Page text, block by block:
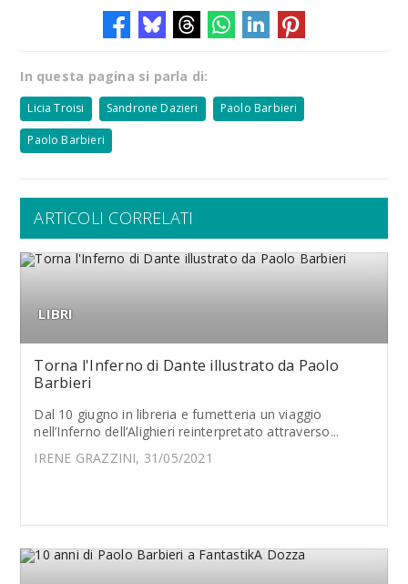
In questa pagina si parla di:
Licia Troisi Sandrone Dazieri Paolo Barbieri
Paolo Barbieri
ARTICOLI CORRELATI
LIBRI
Torna l'Inferno di Dante illustrato da Paolo
Barbieri
Dal 10 giugno in libreria e fumetteria un viaggio
nell’Inferno dell’Alighieri reinterpretato attraverso...
IRENE GRAZZINI, 31/05/2021